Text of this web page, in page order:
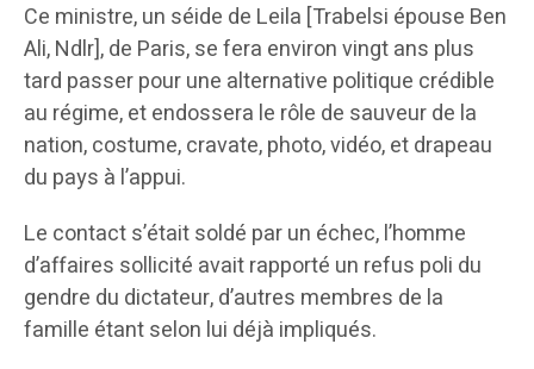
Ce ministre, un séide de Leila [Trabelsi épouse Ben
Ali, Ndlr], de Paris, se fera environ vingt ans plus
tard passer pour une alternative politique crédible
au régime, et endossera le rôle de sauveur de la
nation, costume, cravate, photo, vidéo, et drapeau
du pays à l’appui.
Le contact s’était soldé par un échec, l’homme
d’affaires sollicité avait rapporté un refus poli du
gendre du dictateur, d’autres membres de la
famille étant selon lui déjà impliqués.